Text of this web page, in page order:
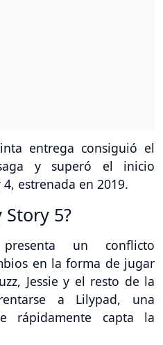
entrega consiguió el
y superó el inicio
estrenada en 2019.
Story 5?
un conflicto
en la forma de jugar
Jessie y el resto de la
a Lilypad, una
rápidamente capta la